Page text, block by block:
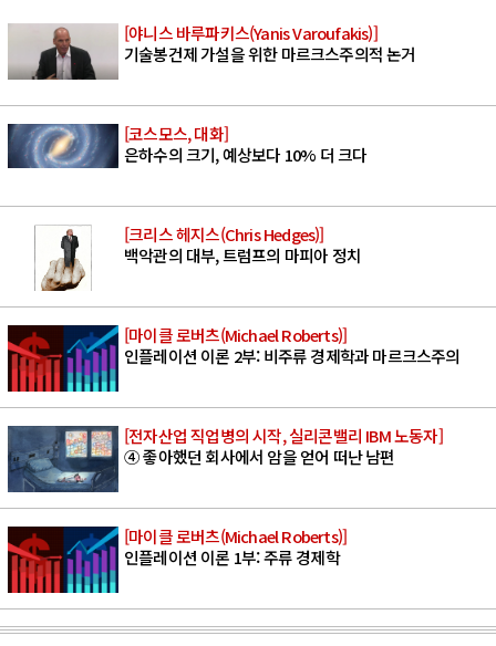
[야니스 바루파키스(Yanis Varoufakis)]
기술봉건제 가설을 위한 마르크스주의적 논거
[코스모스, 대화]
은하수의 크기, 예상보다 10% 더 크다
[크리스 헤지스(Chris Hedges)]
백악관의 대부, 트럼프의 마피아 정치
[마이클 로버츠(Michael Roberts)]
인플레이션 이론 2부: 비주류 경제학과 마르크스주의
[전자산업 직업병의 시작, 실리콘밸리 IBM 노동자]
④ 좋아했던 회사에서 암을 얻어 떠난 남편
[마이클 로버츠(Michael Roberts)]
인플레이션 이론 1부: 주류 경제학